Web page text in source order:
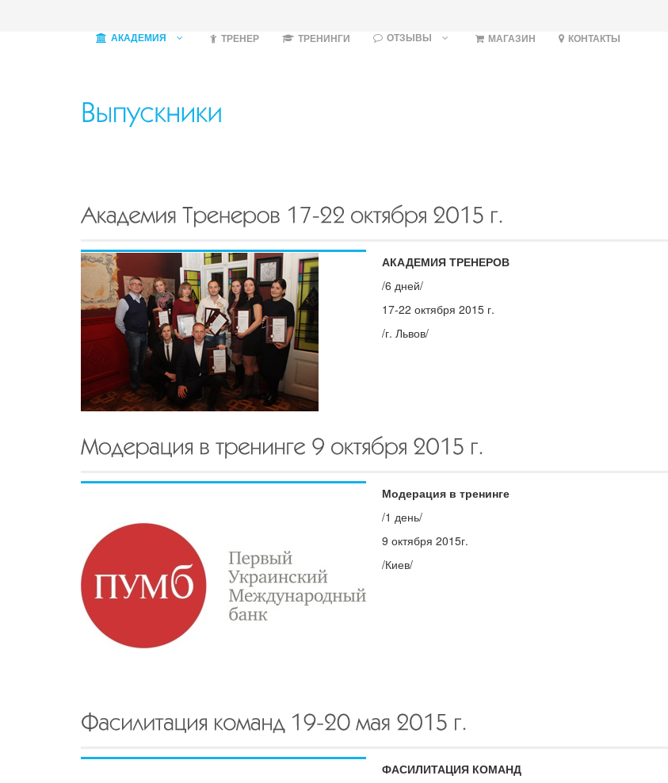
АКАДЕМИЯ ТРЕНЕР ТРЕНИНГИ ОТЗЫВЫ МАГАЗИН КОНТАКТЫ
АКАДЕМИЯ ТРЕНЕРОВ
/6 дней/
17-22 октября 2015 г.
/г. Львов/
Модерация в тренинге
/1 день/
9 октября 2015г.
/Киев/
ФАСИЛИТАЦИЯ КОМАНД